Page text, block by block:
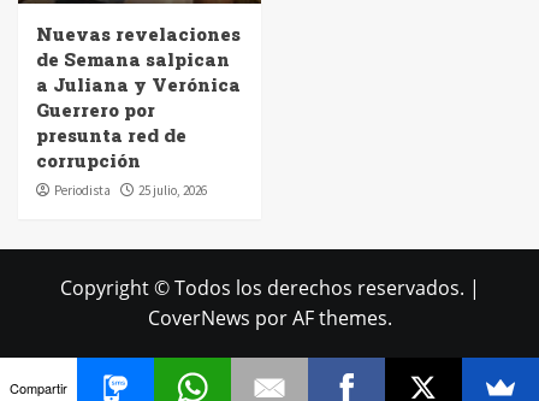
Nuevas revelaciones
de Semana salpican
a Juliana y Verónica
Guerrero por
presunta red de
corrupción
Periodista 25 julio, 2026
Copyright © Todos los derechos reservados. |
CoverNews por AF themes.
Compartir